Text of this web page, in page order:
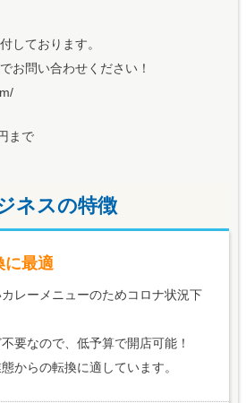
しております。
お問い合わせください！
まで
ネスの特徴
に最適
レーメニューのためコロナ状況下
要なので、低予算で開店可能！
からの転換に適しています。